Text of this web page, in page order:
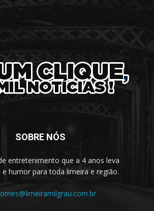
SOBRE NÓS
entretenimento que a 4 anos leva
humor para toda limeira e região.